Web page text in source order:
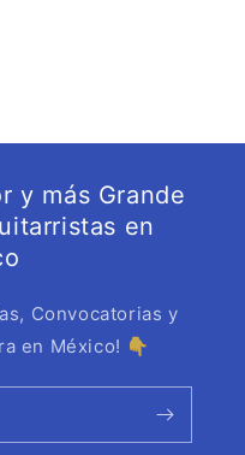
y más Grande
en
Convocatorias y
en México! 👇